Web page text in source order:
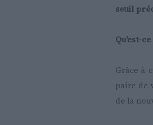
seuil
Qu'est-
Grâce à
paire de
de la